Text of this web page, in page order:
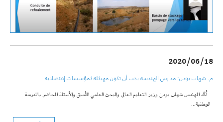
2020/06/18
م. شهاب بودن: مدارس الهندسة يجب أن تكون مهيكلة كمؤسسات إقتصادية
أكّد المهندس شهاب بودن وزير التعليم العالي والبحث العلمي الأسبق والأستاذ المحاضر بالمدرسة
الوطنية…